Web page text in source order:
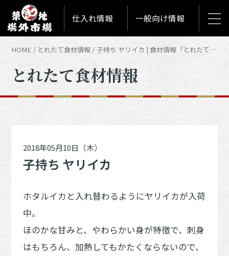
仕入れ情報 一般向け情報
HOME とれたて食材情報 子持ち ヤリイカ | 食材情報「とれたて築地食材情報」
とれたて食材情報
2018年05月10日（木）
子持ち ヤリイカ
ホタルイカと入れ替わるようにヤリイカが入荷
中。
ほのかな甘みと、やわらかい身が特徴で、刺身
はもちろん、加熱してもかたくならないので、